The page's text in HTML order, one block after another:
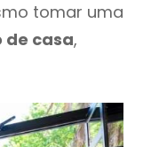
tomar uma
de casa,